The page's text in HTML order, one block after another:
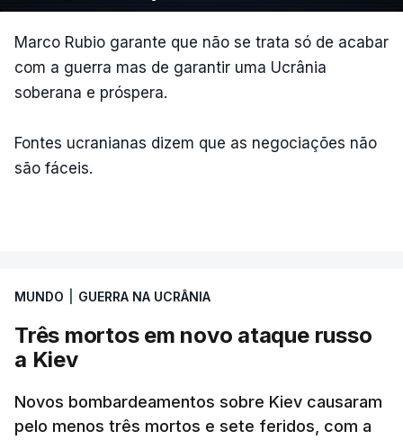
Marco Rubio garante que não se trata só de acabar
com a guerra mas de garantir uma Ucrânia
soberana e próspera.
Fontes ucranianas dizem que as negociações não
são fáceis.
MUNDO GUERRA NA UCRÂNIA
Três mortos em novo ataque russo
a Kiev
Novos bombardeamentos sobre Kiev causaram
pelo menos três mortos e sete feridos, com a